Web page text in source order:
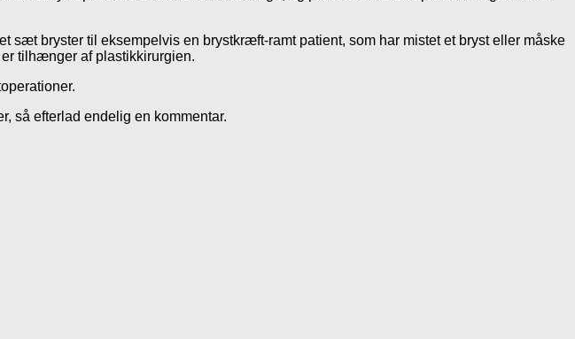
sæt bryster til eksempelvis en brystkræft-ramt patient, som har mistet et bryst eller måske
tilhænger af plastikkirurgien.
så efterlad endelig en kommentar.